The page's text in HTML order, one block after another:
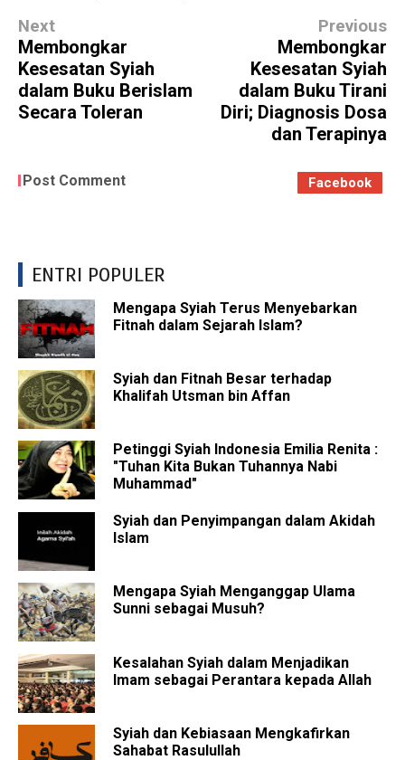
Next
Membongkar
Kesesatan Syiah
dalam Buku Berislam
Secara Toleran
Previous
Membongkar
Kesesatan Syiah
dalam Buku Tirani
Diri; Diagnosis Dosa
dan Terapinya
Post Comment Facebook
ENTRI POPULER
Mengapa Syiah Terus Menyebarkan
Fitnah dalam Sejarah Islam?
Syiah dan Fitnah Besar terhadap
Khalifah Utsman bin Affan
Petinggi Syiah Indonesia Emilia Renita :
"Tuhan Kita Bukan Tuhannya Nabi
Muhammad"
Syiah dan Penyimpangan dalam Akidah
Islam
Mengapa Syiah Menganggap Ulama
Sunni sebagai Musuh?
Kesalahan Syiah dalam Menjadikan
Imam sebagai Perantara kepada Allah
Syiah dan Kebiasaan Mengkafirkan
Sahabat Rasulullah